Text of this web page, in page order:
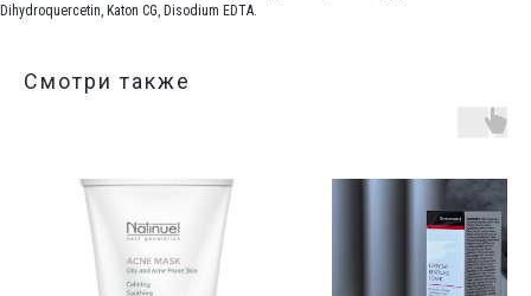
Dihydroquercetin, Katon CG, Disodium EDTA.
Смотри также